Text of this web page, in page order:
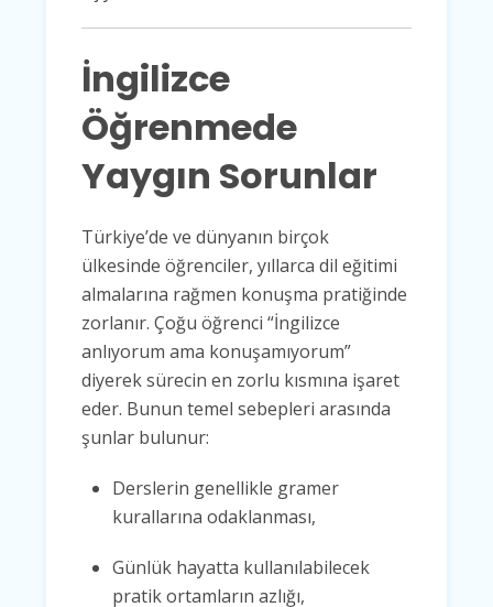
İngilizce
Öğrenmede
Yaygın Sorunlar
Türkiye’de ve dünyanın birçok
ülkesinde öğrenciler, yıllarca dil eğitimi
almalarına rağmen konuşma pratiğinde
zorlanır. Çoğu öğrenci “İngilizce
anlıyorum ama konuşamıyorum”
diyerek sürecin en zorlu kısmına işaret
eder. Bunun temel sebepleri arasında
şunlar bulunur:
Derslerin genellikle gramer
kurallarına odaklanması,
Günlük hayatta kullanılabilecek
pratik ortamların azlığı,